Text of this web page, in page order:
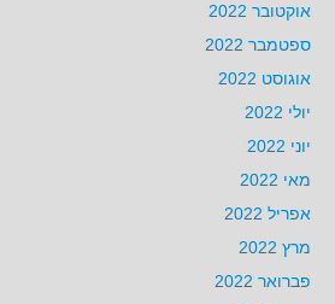
אוקטובר 2022
ספטמבר 2022
אוגוסט 2022
יולי 2022
יוני 2022
מאי 2022
אפריל 2022
מרץ 2022
פברואר 2022